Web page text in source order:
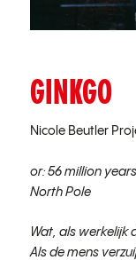
GINKGO
Nicole Beutler
or: 56 million
North Pole
Wat, als werkelijk
Als de mens